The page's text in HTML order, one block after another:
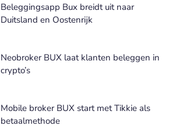
Beleggingsapp Bux breidt uit naar
Duitsland en Oostenrijk
Neobroker BUX laat klanten beleggen in
crypto’s
Mobile broker BUX start met Tikkie als
betaalmethode